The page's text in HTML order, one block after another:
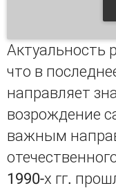
Актуальность
что в
направляет
возрождение
важным
1990-х гг.